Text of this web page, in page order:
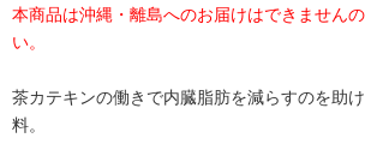
本商品は沖縄・離島へのお届けはできません
い。
茶カテキンの働きで内臓脂肪を減らすのを助
料。